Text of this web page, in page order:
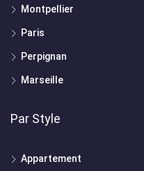
Montpellier
Paris
Perpignan
Marseille
Par Style
Appartement